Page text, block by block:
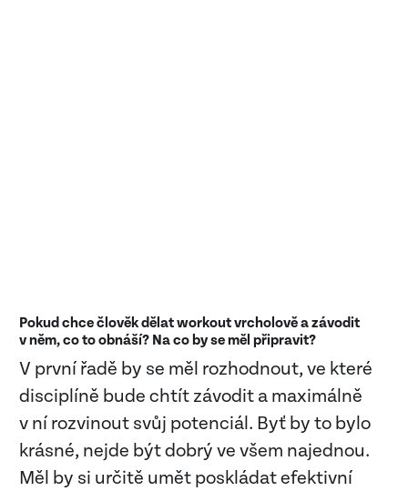
Pokud chce člověk dělat workout vrcholově a závodit
v něm, co to obnáší? Na co by se měl připravit?
V první řadě by se měl rozhodnout, ve které
disciplíně bude chtít závodit a maximálně
v ní rozvinout svůj potenciál. Byť by to bylo
krásné, nejde být dobrý ve všem najednou.
Měl by si určitě umět poskládat efektivní